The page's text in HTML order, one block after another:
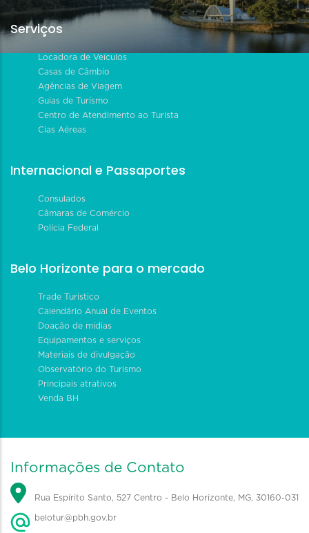
Serviços
Locadora de Veículos
Casas de Câmbio
Agências de Viagem
Guias de Turismo
Centro de Atendimento ao Turista
Cias Aéreas
Internacional e Passaportes
Consulados
Câmaras de Comércio
Polícia Federal
Belo Horizonte para o mercado
Trade Turístico
Calendário Anual de Eventos
Doação de mídias
Equipamentos e serviços
Materiais de divulgação
Observatório do Turismo
Principais atrativos
Venda BH
Informações de Contato
Rua Espírito Santo, 527 Centro - Belo Horizonte, MG, 30160-031
belotur@pbh.gov.br